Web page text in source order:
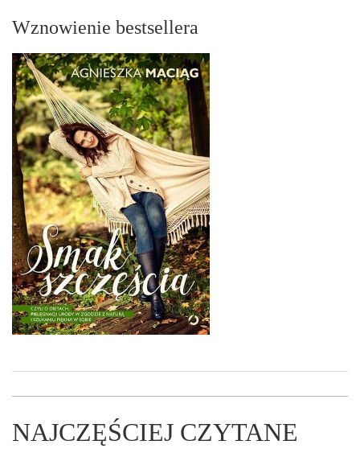
Wznowienie bestsellera
NAJCZĘŚCIEJ CZYTANE